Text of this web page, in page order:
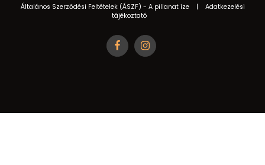
Általános Szerződési Feltételek (ÁSZF) - A pillanat íze| Adatkezelési
tájékoztató